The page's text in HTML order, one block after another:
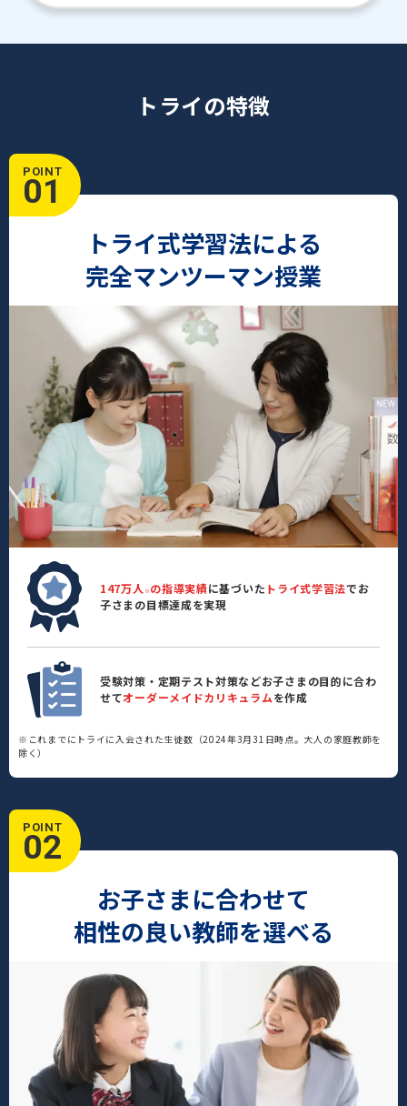
トライの特徴
POINT
01
トライ式学習法による
完全マンツーマン授業
147万人 ※ の指導実績に基づいた トライ式学習法でお
子さまの目標達成を実現
受験対策・定期テスト対策などお子さまの目的に合わ
せてオーダーメイドカリキュラムを作成
※これまでにトライに入会された生徒数（2024年3月31日時点。大人の家庭教師を
除く）
POINT
02
お子さまに合わせて
相性の良い教師を選べる